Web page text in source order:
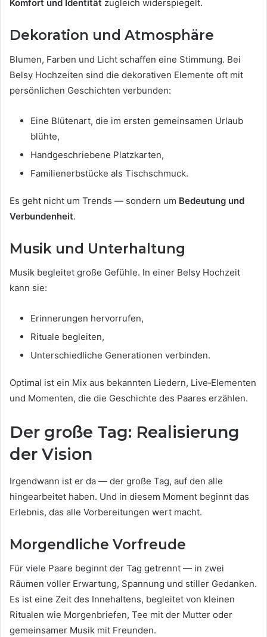
Komfort und Identität zugleich widerspiegelt.
Dekoration und Atmosphäre
Blumen, Farben und Licht schaffen eine Stimmung. Bei
Belsy Hochzeiten sind die dekorativen Elemente oft mit
persönlichen Geschichten verbunden:
Eine Blütenart, die im ersten gemeinsamen Urlaub
blühte,
Handgeschriebene Platzkarten,
Familienerbstücke als Tischschmuck.
Es geht nicht um Trends — sondern um Bedeutung und
Verbundenheit.
Musik und Unterhaltung
Musik begleitet große Gefühle. In einer Belsy Hochzeit
kann sie:
Erinnerungen hervorrufen,
Rituale begleiten,
Unterschiedliche Generationen verbinden.
Optimal ist ein Mix aus bekannten Liedern, Live‑Elementen
und Momenten, die die Geschichte des Paares erzählen.
Der große Tag: Realisierung
der Vision
Irgendwann ist er da — der große Tag, auf den alle
hingearbeitet haben. Und in diesem Moment beginnt das
Erlebnis, das alle Vorbereitungen wert macht.
Morgendliche Vorfreude
Für viele Paare beginnt der Tag getrennt — in zwei
Räumen voller Erwartung, Spannung und stiller Gedanken.
Es ist eine Zeit des Innehaltens, begleitet von kleinen
Ritualen wie Morgenbriefen, Tee mit der Mutter oder
gemeinsamer Musik mit Freunden.